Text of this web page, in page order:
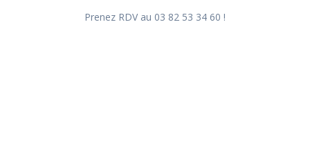
Prenez RDV au 03 82 53 34 60 !